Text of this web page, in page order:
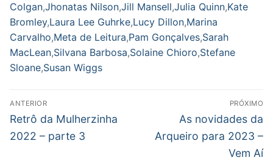
Colgan,Jhonatas Nilson,Jill Mansell,Julia Quinn,Kate
Bromley,Laura Lee Guhrke,Lucy Dillon,Marina
Carvalho,Meta de Leitura,Pam Gonçalves,Sarah
MacLean,Silvana Barbosa,Solaine Chioro,Stefane
Sloane,Susan Wiggs
Navegação
de
Post
ANTERIOR
Post
anterior:
Retrô da Mulherzinha
2022 – parte 3
PRÓXIMO
Próximo
post:
As novidades da
Arqueiro para 2023 –
Vem Aí